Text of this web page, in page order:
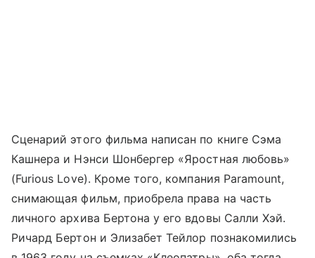
Сценарий этого фильма написан по книге Сэма
Кашнера и Нэнси Шонбергер «Яростная любовь»
(Furious Love). Кроме того, компания Paramount,
снимающая фильм, приобрела права на часть
личного архива Бертона у его вдовы Салли Хэй.
Ричард Бертон и Элизабет Тейлор познакомились